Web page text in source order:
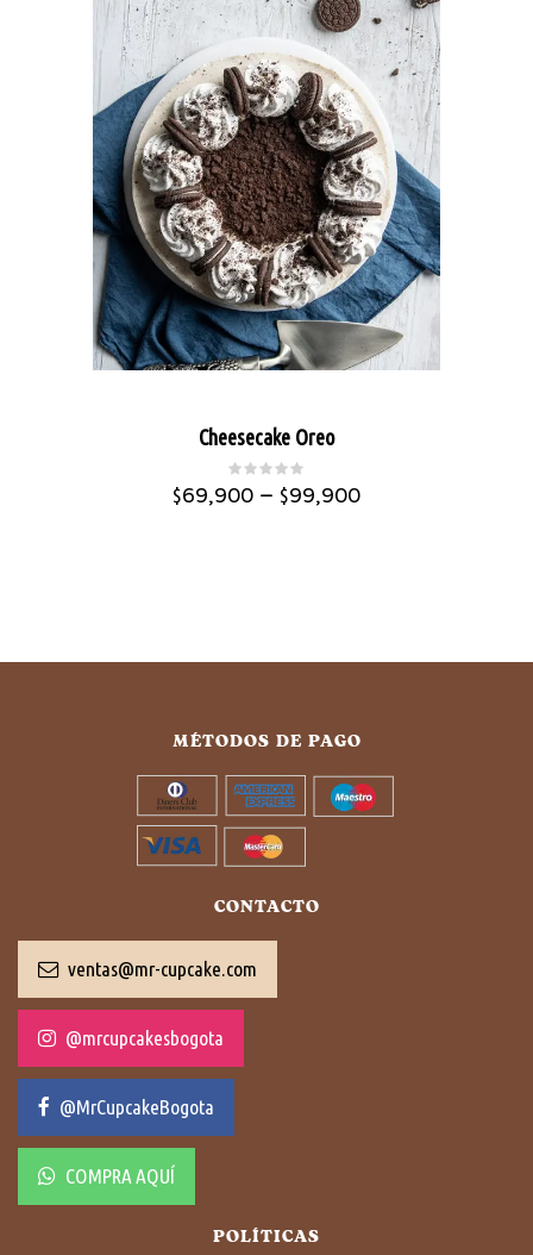
Cheesecake Oreo
$69,900 – $99,900
MÉTODOS DE PAGO
CONTACTO
ventas@mr-cupcake.com
@mrcupcakesbogota
@MrCupcakeBogota
COMPRA AQUÍ
POLÍTICAS